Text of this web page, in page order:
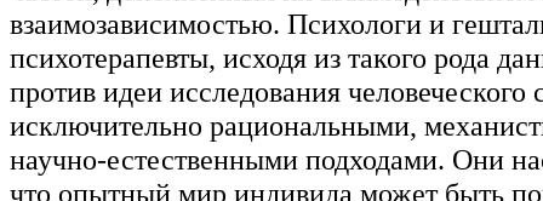
взаимозависимостью. Психологи и
психотерапевты, исходя из такого рода
против идеи исследования человеческого
исключительно рациональными,
научно-естественными подходами. Они
что опытный мир индивида может быть